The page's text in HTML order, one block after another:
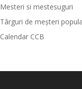
Mesteri si mestesuguri
Târguri de meșteri
Calendar CCB